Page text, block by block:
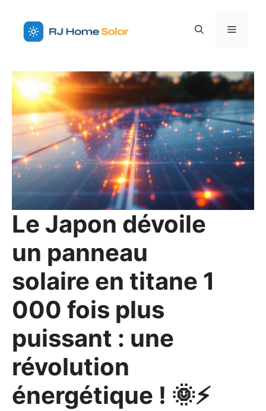
contenu
Menu
Le Japon dévoile
un panneau
solaire en titane 1
000 fois plus
puissant : une
révolution
énergétique ! 🌞⚡